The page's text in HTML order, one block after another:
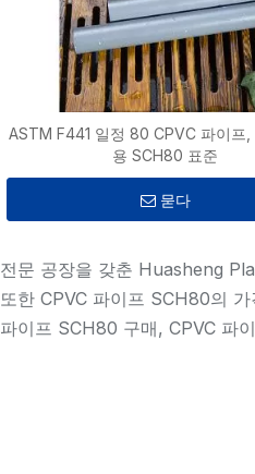
ASTM F441 일정 80 CPVC 파이프,
용 SCH80 표준
묻다
전문 공장을 갖춘 Huasheng
또한 CPVC 파이프 SCH80의
파이프 SCH80 구매, CPVC 파